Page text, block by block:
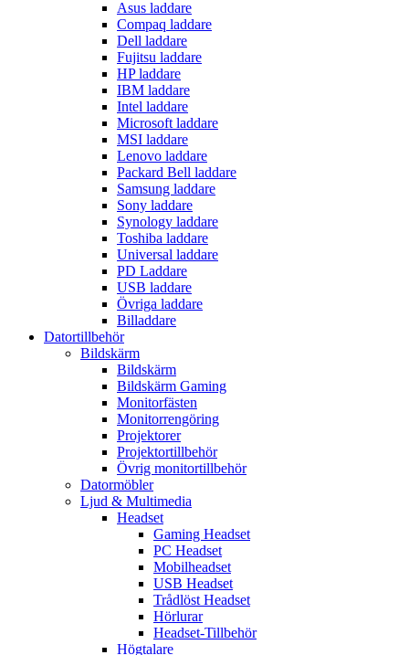
Asus laddare
Compaq laddare
Dell laddare
Fujitsu laddare
HP laddare
IBM laddare
Intel laddare
Microsoft laddare
MSI laddare
Lenovo laddare
Packard Bell laddare
Samsung laddare
Sony laddare
Synology laddare
Toshiba laddare
Universal laddare
PD Laddare
USB laddare
Övriga laddare
Billaddare
Datortillbehör
Bildskärm
Bildskärm
Bildskärm Gaming
Monitorfästen
Monitorrengöring
Projektorer
Projektortillbehör
Övrig monitortillbehör
Datormöbler
Ljud & Multimedia
Headset
Gaming Headset
PC Headset
Mobilheadset
USB Headset
Trådlöst Headset
Hörlurar
Headset-Tillbehör
Högtalare